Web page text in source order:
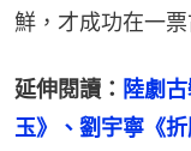
鮮，才成功在一
延伸閱讀： 陸劇
玉》、劉宇寧《